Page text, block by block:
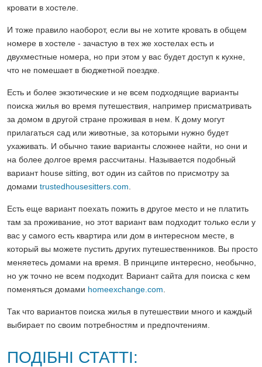
кровати в хостеле.
И тоже правило наоборот, если вы не хотите кровать в общем
номере в хостеле - зачастую в тех же хостелах есть и
двухместные номера, но при этом у вас будет доступ к кухне,
что не помешает в бюджетной поездке.
Есть и более экзотические и не всем подходящие варианты
поиска жилья во время путешествия, например присматривать
за домом в другой стране проживая в нем. К дому могут
прилагаться сад или животные, за которыми нужно будет
ухаживать. И обычно такие варианты сложнее найти, но они и
на более долгое время рассчитаны. Называется подобный
вариант house sitting, вот один из сайтов по присмотру за
домами trustedhousesitters.com
Есть еще вариант поехать пожить в другое место и не платить
там за проживание, но этот вариант вам подходит только если у
вас у самого есть квартира или дом в интересном месте, в
который вы можете пустить других путешественников. Вы просто
меняетесь домами на время. В принципе интересно, необычно,
но уж точно не всем подходит. Вариант сайта для поиска с кем
поменяться домами homeexchange.com
Так что вариантов поиска жилья в путешествии много и каждый
выбирает по своим потребностям и предпочтениям.
ПОДІБНІ СТАТТІ: